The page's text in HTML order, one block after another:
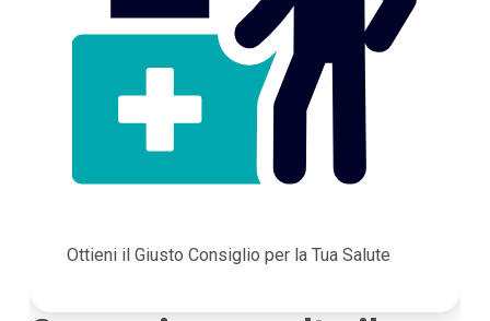
Ottieni il Giusto Consiglio per la Tua Salute